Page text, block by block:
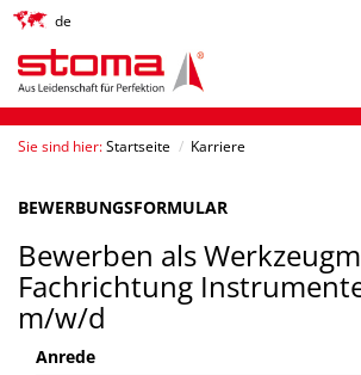
Sie sind hier:Startseite / Karriere
BEWERBUNGSFORMULAR
Bewerben als
Fachrichtung
m/w/d
Anrede
de